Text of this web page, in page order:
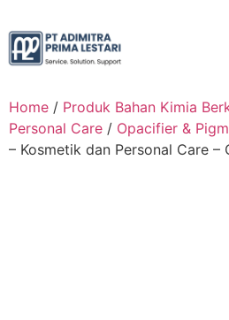
Home / Produk Bahan Kimia
Personal Care / Opacifier &
– Kosmetik dan Personal Care –